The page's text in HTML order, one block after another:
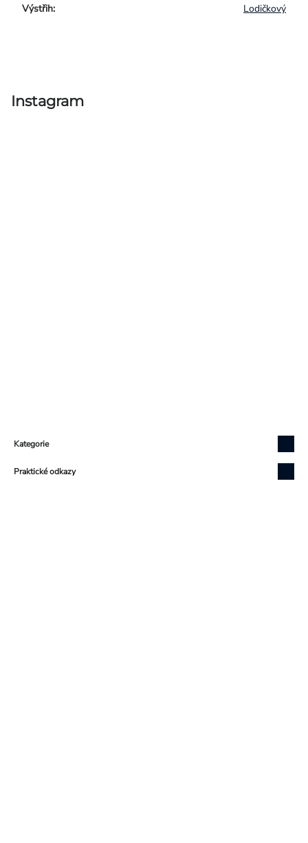
Výstřih: Lodičkový
Instagram
Kategorie
Praktické odkazy